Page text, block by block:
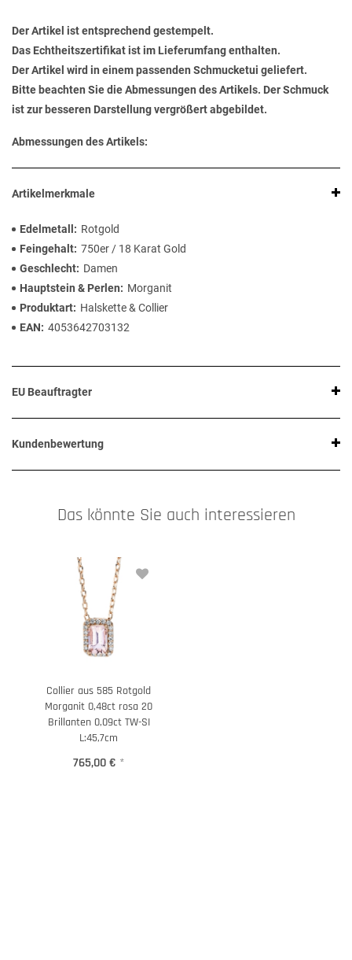
Der Artikel ist entsprechend gestempelt.
Das Echtheitszertifikat ist im Lieferumfang enthalten.
Der Artikel wird in einem passenden Schmucketui geliefert.
Bitte beachten Sie die Abmessungen des Artikels. Der Schmuck
ist zur besseren Darstellung vergrößert abgebildet.
Abmessungen des Artikels:
Artikelmerkmale
Edelmetall
Rotgold
Feingehalt 750er / 18 Karat Gold
Geschlecht
Damen
Hauptstein & Perlen
Morganit
Produktart
Halskette & Collier
EAN
4053642703132
EU Beauftragter
Kundenbewertung
Das könnte Sie auch interessieren
Collier aus 585 Rotgold
Morganit 0,48ct rosa 20
Brillanten 0,09ct TW-SI
L:45,7cm
765,00 € *